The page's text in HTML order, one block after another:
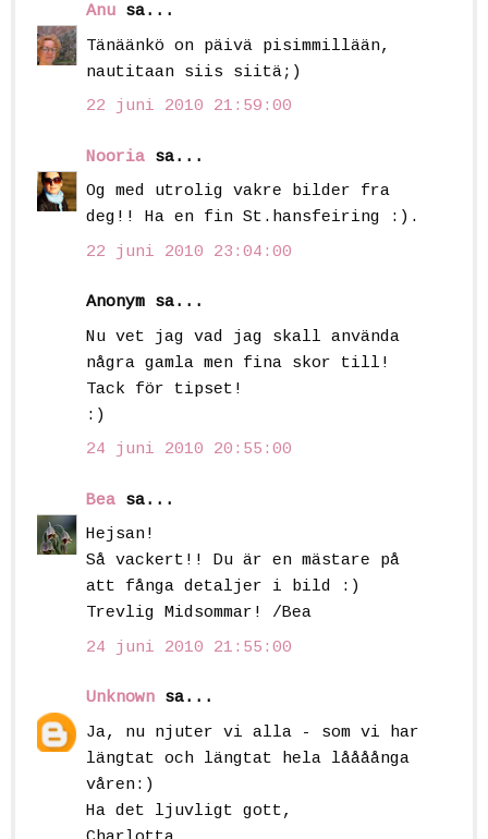
Anu sa...
Tänäänkö on päivä pisimmillään,
nautitaan siis siitä;)
22 juni 2010 21:59:00
Nooria sa...
Og med utrolig vakre bilder fra
deg!! Ha en fin St.hansfeiring :).
22 juni 2010 23:04:00
Anonym sa...
Nu vet jag vad jag skall använda
några gamla men fina skor till!
Tack för tipset!
:)
24 juni 2010 20:55:00
Bea sa...
Hejsan!
Så vackert!! Du är en mästare på
att fånga detaljer i bild :)
Trevlig Midsommar! /Bea
24 juni 2010 21:55:00
Unknown sa...
Ja, nu njuter vi alla - som vi har
längtat och längtat hela låååånga
våren:)
Ha det ljuvligt gott,